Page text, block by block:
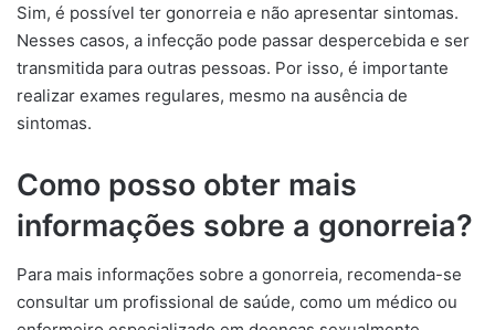
Sim, é possível ter gonorreia e não apresentar sintomas.
Nesses casos, a infecção pode passar despercebida e ser
transmitida para outras pessoas. Por isso, é importante
realizar exames regulares, mesmo na ausência de
sintomas.
Como posso obter mais
informações sobre a gonorreia?
Para mais informações sobre a gonorreia, recomenda-se
consultar um profissional de saúde, como um médico ou